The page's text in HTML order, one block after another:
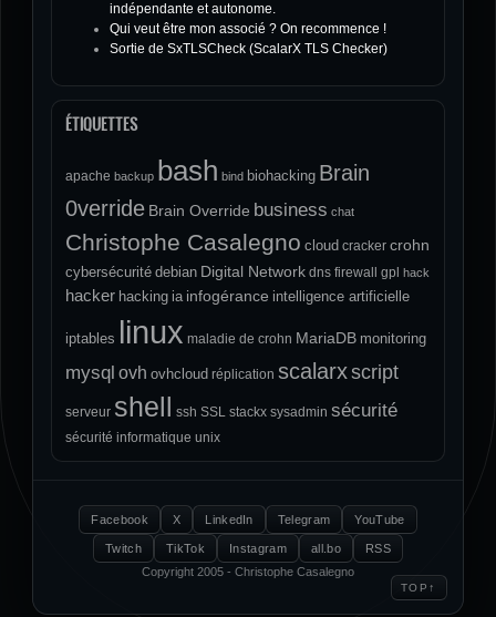
indépendante et autonome.
Qui veut être mon associé ? On recommence !
Sortie de SxTLSCheck (ScalarX TLS Checker)
ÉTIQUETTES
apache backup bash bind biohacking Brain
0verride Brain Override business chat
Christophe Casalegno cloud cracker crohn
cybersécurité debian Digital Network dns firewall gpl hack
hacker hacking ia infogérance intelligence artificielle
iptables linux maladie de crohn MariaDB monitoring
mysql ovh ovhcloud réplication scalarxscript
serveur shell ssh SSL stackx sysadmin sécurité
sécurité informatique unix
Facebook X LinkedIn Telegram YouTube
Twitch TikTok Instagram all.bo
RSS
Copyright 2005 - Christophe Casalegno
TOP ↑